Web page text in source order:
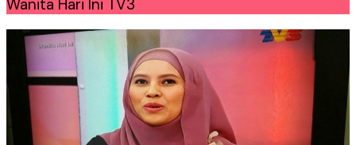
Wanita Hari Ini TV3